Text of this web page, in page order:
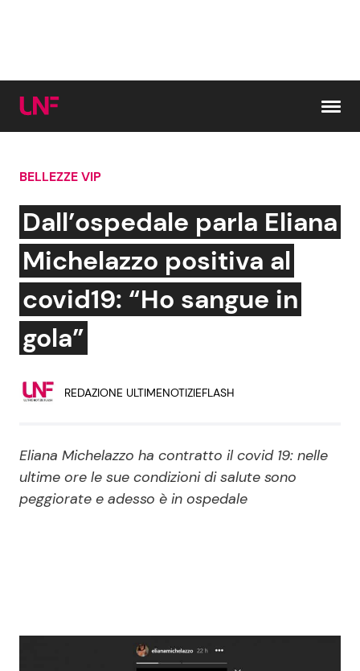
Cerca:
News e Cronaca
Attualità Italiana
Dal Mondo
Politica
Gossip e TV
Bellezze VIP
Reality e Talent
Soap Opera
BELLEZZE VIP
Dall’ospedale parla Eliana
Michelazzo positiva al
covid19: “Ho sangue in
gola”
REDAZIONE ULTIMENOTIZIEFLASH
Eliana Michelazzo ha contratto il covid 19: nelle
ultime ore le sue condizioni di salute sono
peggiorate e adesso è in ospedale